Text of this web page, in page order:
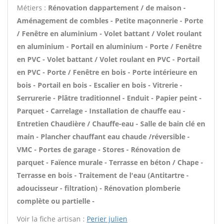
Métiers : Rénovation dappartement / de maison -
Aménagement de combles - Petite maçonnerie - Porte
/ Fenêtre en aluminium - Volet battant / Volet roulant
en aluminium - Portail en aluminium - Porte / Fenêtre
en PVC - Volet battant / Volet roulant en PVC - Portail
en PVC - Porte / Fenêtre en bois - Porte intérieure en
bois - Portail en bois - Escalier en bois - Vitrerie -
Serrurerie - Plâtre traditionnel - Enduit - Papier peint -
Parquet - Carrelage - Installation de chauffe eau -
Entretien Chaudière / Chauffe-eau - Salle de bain clé en
main - Plancher chauffant eau chaude /réversible -
VMC - Portes de garage - Stores - Rénovation de
parquet - Faïence murale - Terrasse en béton / Chape -
Terrasse en bois - Traitement de l'eau (Antitartre -
adoucisseur - filtration) - Rénovation plomberie
complète ou partielle -
Voir la fiche artisan : Perier julien